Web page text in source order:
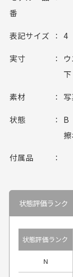
番
表記サイズ 4
実寸
素材
状態
B
付属品
状態評価ランク
状態評価ランク
N